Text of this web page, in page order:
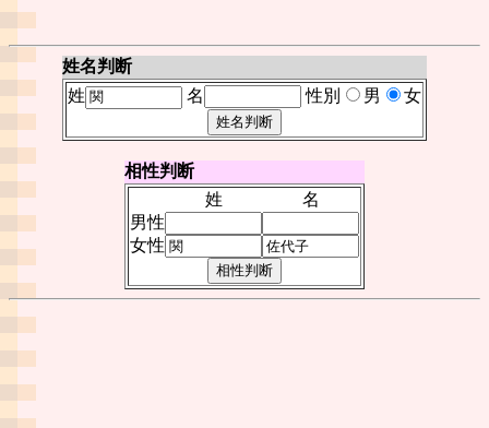
姓名判断
姓
名 性別 男 女
相性判断
姓
名
男性
女性